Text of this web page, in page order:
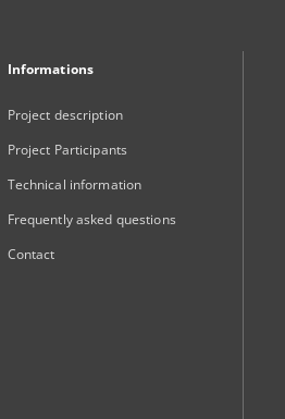
Informations
Project description
Project Participants
Technical information
Frequently asked questions
Contact